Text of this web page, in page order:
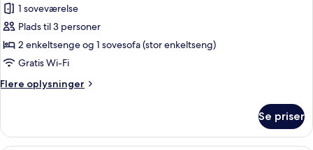
1 soveværelse
Plads til 3 personer
2 enkeltsenge og 1 sovesofa (stor enkeltseng)
Gratis Wi-Fi
Flere oplysninger
Flere
lejlighed
Se priser